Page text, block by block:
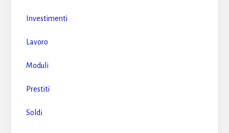
Investimenti
Lavoro
Moduli
Prestiti
Soldi